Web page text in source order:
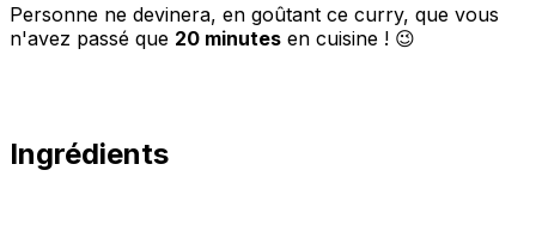
Personne ne devinera, en goûtant ce curry, que vous
n'avez passé que 20 minutes en cuisine ! 😉
Ingrédients